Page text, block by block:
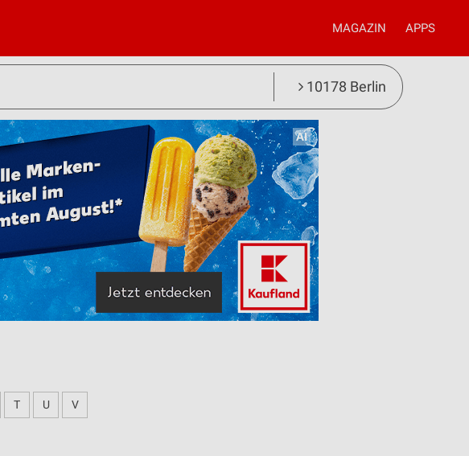
MAGAZIN APPS
10178 Berlin
T U V